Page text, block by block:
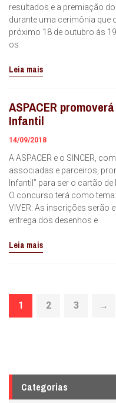
resultados e a premiação
durante uma cerimônia que
próximo 18 de outubro às
os
Leia mais
ASPACER
Infantil
14/09/2018
A ASPACER e o SINCER,
associadas e parceiros,
Infantil” para ser o cartão
O concurso terá como tema:
VIVER. As inscrições serão
entrega dos desenhos e
Leia mais
1 2 3 →
Categorias